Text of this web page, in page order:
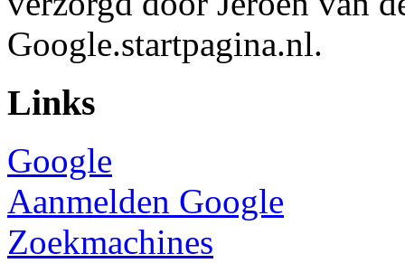
Google.startpagina.nl.
Links
Google
Aanmelden Google
Zoekmachines